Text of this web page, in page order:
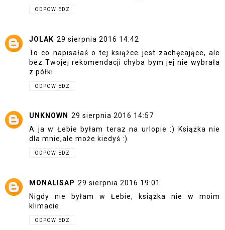
ODPOWIEDZ
JOLAK 29 sierpnia 2016 14:42
To co napisałaś o tej książce jest zachęcające, ale
bez Twojej rekomendacji chyba bym jej nie wybrała
z półki.
ODPOWIEDZ
UNKNOWN
29 sierpnia 2016 14:57
A ja w Łebie byłam teraz na urlopie :) Książka nie
dla mnie,ale może kiedyś :)
ODPOWIEDZ
MONALISAP 29 sierpnia 2016 19:01
Nigdy nie byłam w Łebie, książka nie w moim
klimacie.
ODPOWIEDZ